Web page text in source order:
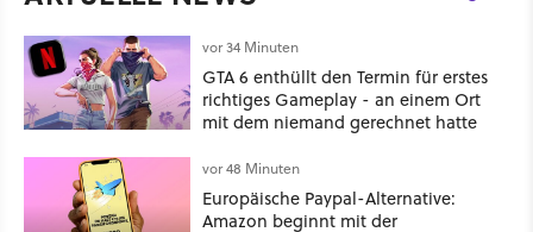
vor 34 Minuten
GTA 6 enthüllt den Termin für erstes
richtiges Gameplay - an einem Ort
mit dem niemand gerechnet hatte
vor 48 Minuten
Europäische Paypal-Alternative:
Amazon beginnt mit der